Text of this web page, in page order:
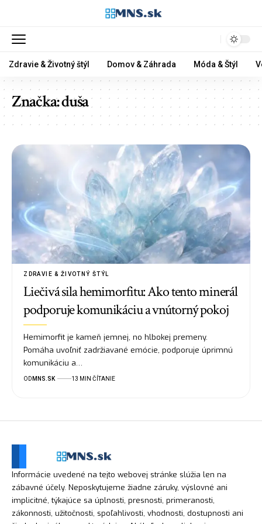
Zdravie & Životný štýl Domov & Záhrada Móda & Štýl
Značka:duša
ZDRAVIE & ŽIVOTNÝ ŠTÝL
Liečivá sila hemimorfitu: Ako tento minerál
podporuje komunikáciu a vnútorný pokoj
Hemimorfit je kameň jemnej, no hlbokej premeny.
Pomáha uvoľniť zadržiavané emócie, podporuje úprimnú
komunikáciu a…
OD MNS.SK 13 MIN ČÍTANIE
Informácie uvedené na tejto webovej stránke slúžia len na
zábavné účely. Neposkytujeme žiadne záruky, výslovné ani
implicitné, týkajúce sa úplnosti, presnosti, primeranosti,
zákonnosti, užitočnosti, spoľahlivosti, vhodnosti, dostupnosti ani